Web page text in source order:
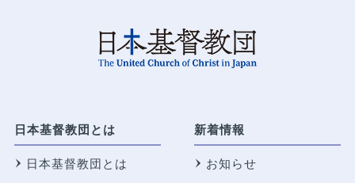
日本基督教団とは
日本基督教団とは
新着情報
お知らせ